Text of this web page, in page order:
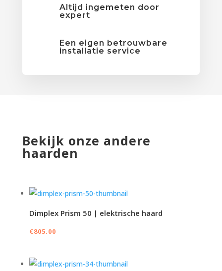
Altijd ingemeten door
expert
Een eigen betrouwbare
installatie service
Bekijk onze andere
haarden
Dimplex Prism 50 | elektrische haard
€805.00